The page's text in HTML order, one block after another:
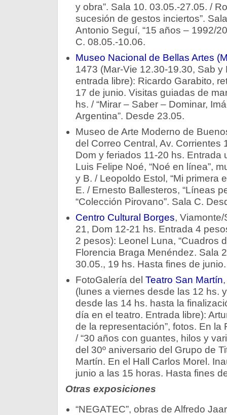
y obra”. Sala 10. 03.05.-27.05. /
sucesión de gestos inciertos”.
Antonio Seguí, “15 años – 1992/
C. 08.05.-10.06.
Museo Nacional de Bellas Artes
1473 (Mar-Vie 12.30-19.30, Sab y
entrada libre): Ricardo Garabito,
17 de junio. Visitas guiadas de
hs. / “Mirar – Saber – Dominar,
Argentina”. Desde 23.05.
Museo de Arte Moderno de
del Correo Central, Av. Corrientes
Dom y feriados 11-20 hs. Entrada
Luis Felipe Noé, “Noé en línea”,
y B. / Leopoldo Estol, “Mi primera
E. / Ernesto Ballesteros, “Líneas
“Colección Pirovano”. Sala C.
Centro Cultural Borges,
21, Dom 12-21 hs. Entrada 4
2 pesos): Leonel Luna, “Cuadros
Florencia Braga Menéndez. Sala
30.05., 19 hs. Hasta fines de junio.
FotoGalería del Teatro San Martín
(lunes a viernes desde las 12 hs.
desde las 14 hs. hasta la
día en el teatro. Entrada libre):
de la representación”, fotos. En la
/ “30 años con guantes, hilos y
del 30º aniversario del Grupo de
Martín. En el Hall Carlos Morel.
junio a las 15 horas. Hasta fines
Otras exposiciones
“NEGATEC”, obras de Alfredo